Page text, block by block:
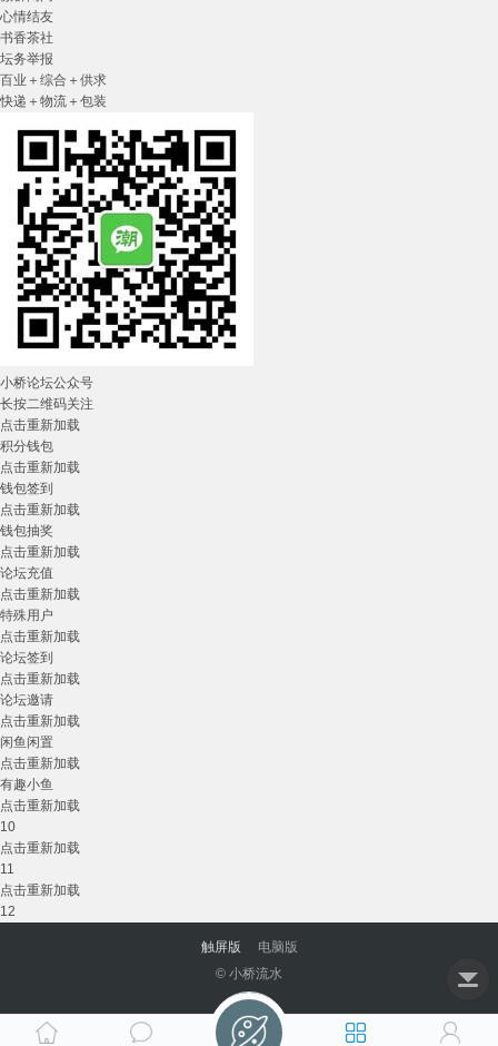
心情结友
书香茶社
坛务举报
百业＋综合＋供求
快递＋物流＋包装
小桥论坛公众号
长按二维码关注
点击重新加载
积分钱包
点击重新加载
钱包签到
点击重新加载
钱包抽奖
点击重新加载
论坛充值
点击重新加载
特殊用户
点击重新加载
论坛签到
点击重新加载
论坛邀请
点击重新加载
闲鱼闲置
点击重新加载
有趣小鱼
点击重新加载
10
点击重新加载
11
点击重新加载
12
触屏版
电脑版
© 小桥流水